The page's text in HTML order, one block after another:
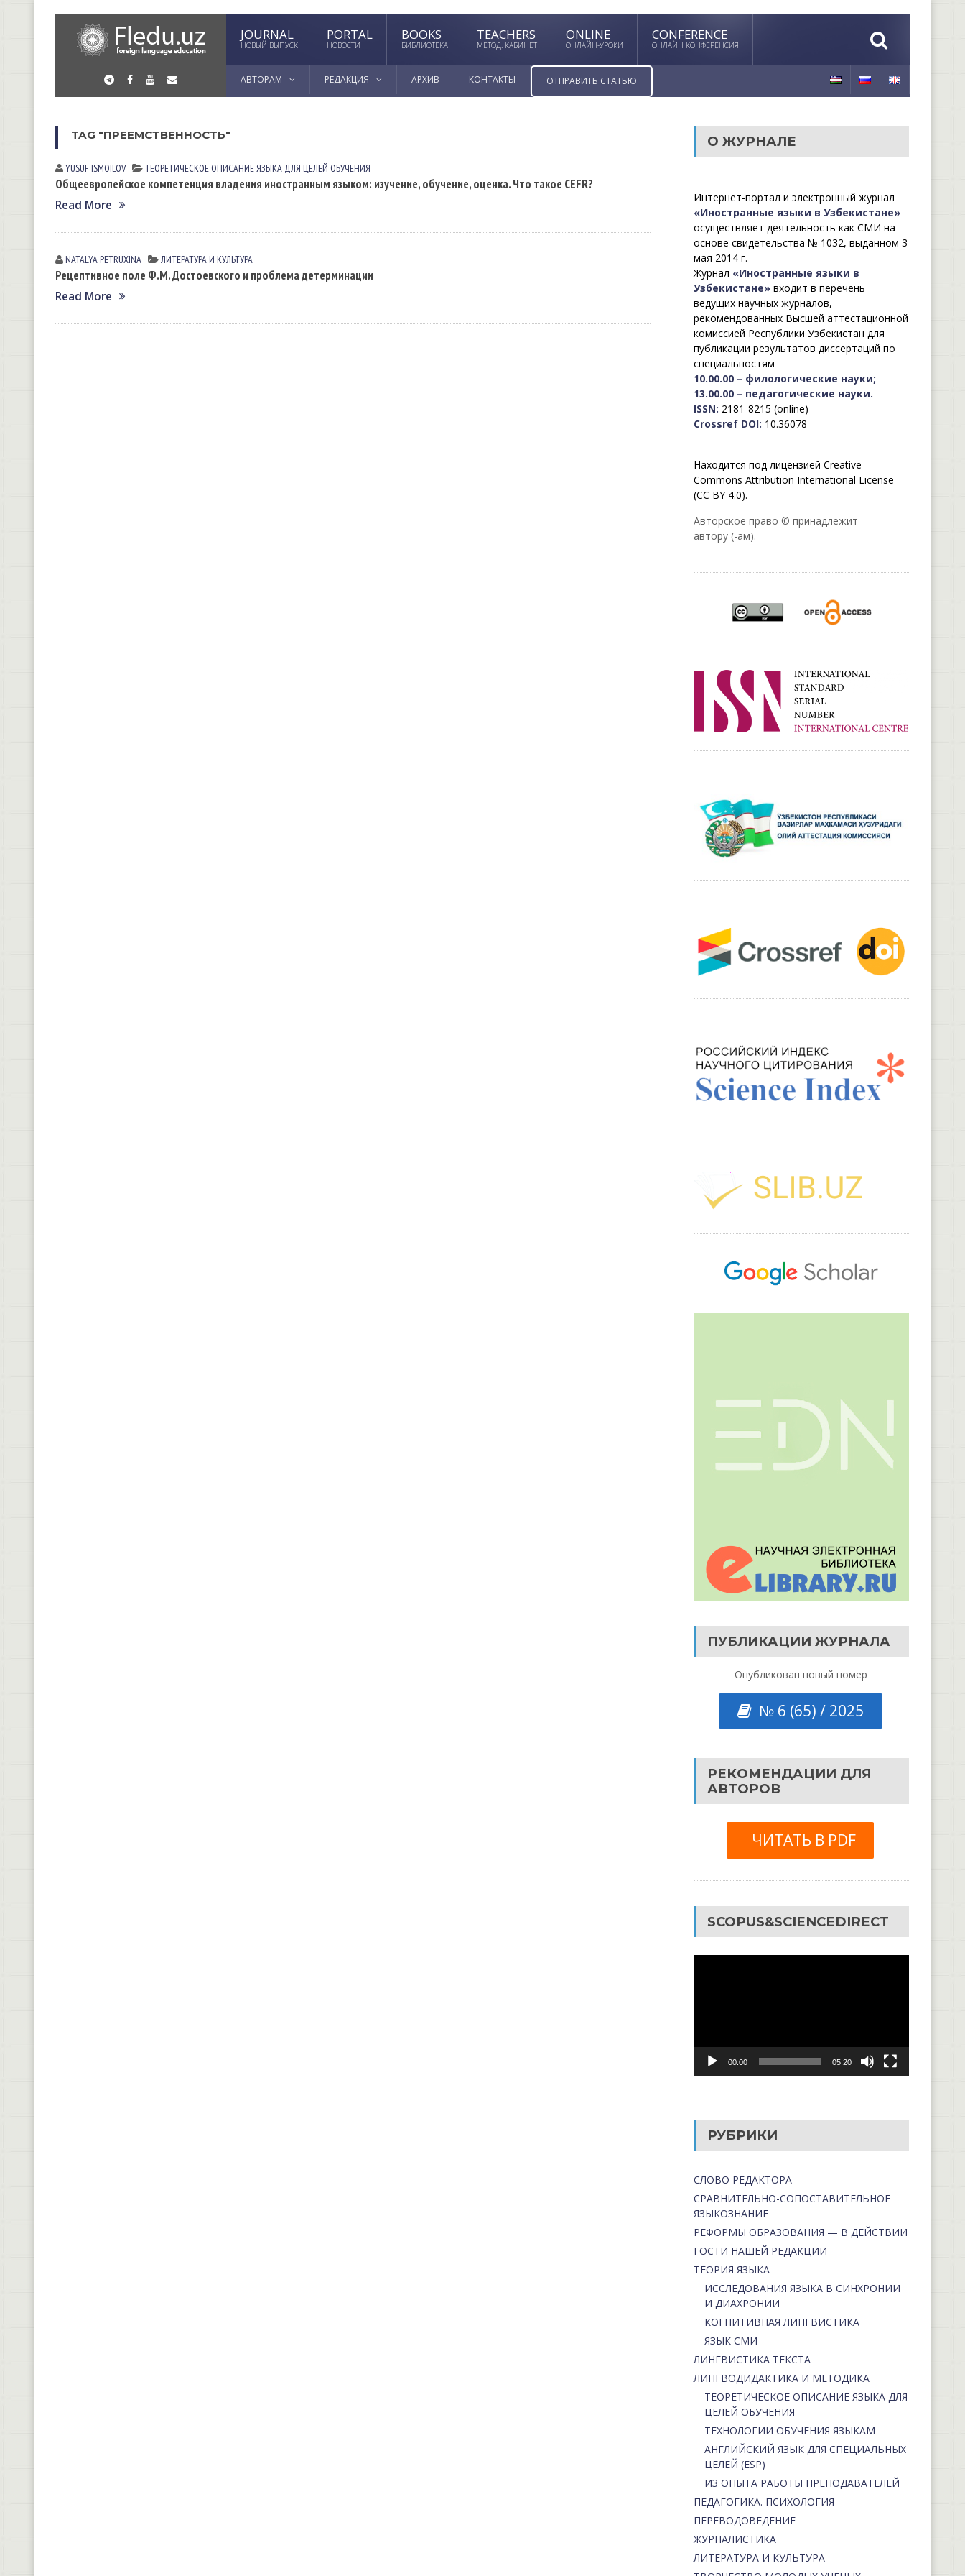
JOURNAL
НОВЫЙ ВЫПУСК
PORTAL
НОВОСТИ
BOOKS
БИБЛИОТЕКА
TEACHERS
МЕТОД. КАБИНЕТ
ONLINE
ОНЛАЙН-УРОКИ
CONFERENCE
ОНЛАЙН КОНФЕРЕНСИЯ
АВТОРАМ РЕДАКЦИЯ АРХИВ КОНТАКТЫ ОТПРАВИТЬ СТАТЬЮ
TAG "ПРЕЕМСТВЕННОСТЬ"
YUSUF ISMOILOV ТЕОРЕТИЧЕСКОЕ ОПИСАНИЕ ЯЗЫКА ДЛЯ ЦЕЛЕЙ ОБУЧЕНИЯ
Общеевропейское компетенция владения иностранным языком: изучение, обучение, оценка. Что такое CEFR?
Read More
NATALYA PETRUXINА ЛИТЕРАТУРА И КУЛЬТУРА
Рецептивное поле Ф.М. Достоевского и проблема детерминации
Read More
О ЖУРНАЛЕ
Интернет-портал и электронный журнал
«Иностранные языки в Узбекистане»
осуществляет деятельность как СМИ на
основе свидетельства № 1032, выданном 3
мая 2014 г.
Журнал «Иностранные языки в
Узбекистане»входит в перечень
ведущих научных журналов,
рекомендованных Высшей аттестационной
комиссией Республики Узбекистан для
публикации результатов диссертаций по
специальностям
10.00.00 – филологические науки;
13.00.00 – педагогические науки.
ISSN: 2181-8215 (online)
Crossref DOI: 10.36078
Находится под лицензией Creative
Commons Attribution International License
(CC BY 4.0).
Авторское право © принадлежит
автору (-ам).
ПУБЛИКАЦИИ ЖУРНАЛА
Опубликован новый номер
№ 6 (65) / 2025
РЕКОМЕНДАЦИИ ДЛЯ
АВТОРОВ
ЧИТАТЬ В PDF
SCOPUS&SCIENCEDIRECT
00:00 05:20
РУБРИКИ
СЛОВО РЕДАКТОРА
СРАВНИТЕЛЬНО-СОПОСТАВИТЕЛЬНОЕ
ЯЗЫКОЗНАНИЕ
РЕФОРМЫ ОБРАЗОВАНИЯ — В ДЕЙСТВИИ
ГОСТИ НАШЕЙ РЕДАКЦИИ
ТЕОРИЯ ЯЗЫКА
ИССЛЕДОВАНИЯ ЯЗЫКА В СИНХРОНИИ
И ДИАХРОНИИ
КОГНИТИВНАЯ ЛИНГВИСТИКА
ЯЗЫК СМИ
ЛИНГВИСТИКА ТЕКСТА
ЛИНГВОДИДАКТИКА И МЕТОДИКА
ТЕОРЕТИЧЕСКОЕ ОПИСАНИЕ ЯЗЫКА ДЛЯ
ЦЕЛЕЙ ОБУЧЕНИЯ
ТЕХНОЛОГИИ ОБУЧЕНИЯ ЯЗЫКАМ
АНГЛИЙСКИЙ ЯЗЫК ДЛЯ СПЕЦИАЛЬНЫХ
ЦЕЛЕЙ (ESP)
ИЗ ОПЫТА РАБОТЫ ПРЕПОДАВАТЕЛЕЙ
ПЕДАГОГИКА. ПСИХОЛОГИЯ
ПЕРЕВОДОВЕДЕНИЕ
ЖУРНАЛИСТИКА
ЛИТЕРАТУРА И КУЛЬТУРА